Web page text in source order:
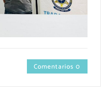
Comentarios 0